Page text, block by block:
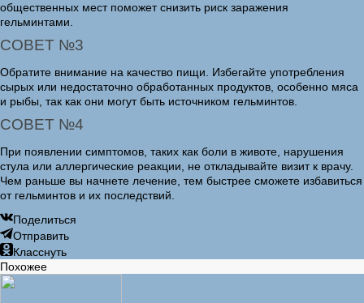
общественных мест поможет снизить риск заражения
гельминтами.
СОВЕТ №3
Обратите внимание на качество пищи. Избегайте употребления
сырых или недостаточно обработанных продуктов, особенно мяса
и рыбы, так как они могут быть источником гельминтов.
СОВЕТ №4
При появлении симптомов, таких как боли в животе, нарушения
стула или аллергические реакции, не откладывайте визит к врачу.
Чем раньше вы начнете лечение, тем быстрее сможете избавиться
от гельминтов и их последствий.
Поделиться
Отправить
Класснуть
Похожее